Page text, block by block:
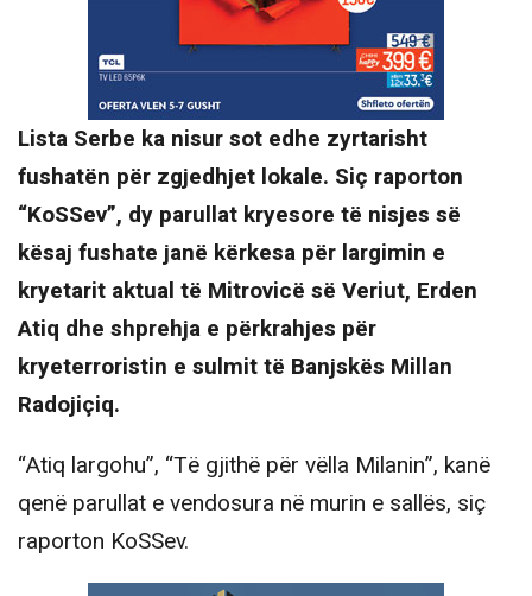
Lista Serbe ka nisur sot edhe zyrtarisht
fushatën për zgjedhjet lokale. Siç raporton
“KoSSev”, dy parullat kryesore të nisjes së
kësaj fushate janë kërkesa për largimin e
kryetarit aktual të Mitrovicë së Veriut, Erden
Atiq dhe shprehja e përkrahjes për
kryeterroristin e sulmit të Banjskës Millan
Radojiçiq.
“Atiq largohu”, “Të gjithë për vëlla Milanin”, kanë
qenë parullat e vendosura në murin e sallës, siç
raporton KoSSev.